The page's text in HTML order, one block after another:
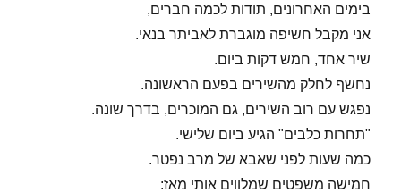
בימים האחרונים, תודות לכמה חברים,
אני מקבל חשיפה מוגברת לאביתר בנאי.
שיר אחד, חמש דקות ביום.
נחשף לחלק מהשירים בפעם הראשונה.
נפגש עם רוב השירים, גם המוכרים, בדרך שונה.
"תחרות כלבים" הגיע ביום שלישי.
כמה שעות לפני שאבא של מרב נפטר.
חמישה משפטים שמלווים אותי מאז: